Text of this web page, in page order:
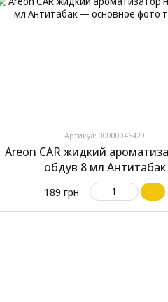
Артикул: 00000046429
Areon CAR жидкий
обдув 8 мл Антитабак
189 грн